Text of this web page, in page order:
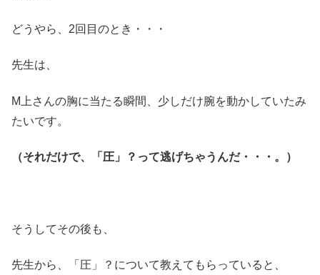
どうやら、2回目のとき・・・
先生は、
M上さんの胸に当たる瞬間、少しだけ腕を動かしていたみ
たいです。
（それだけで、「圧」？って逃げちゃうんだ・・・。）
そうしてその後も、
先生から、「圧」？について教えてもらっていると、